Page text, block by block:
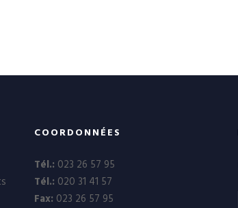
COORDONNÉES
Tél.: 023 26 57 95
Tél.: 020 31 41 57
Fax: 023 26 57 95